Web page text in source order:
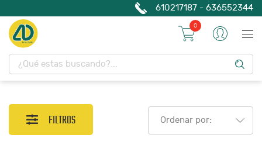
610217187 - 636552344
0
FILTROS Ordenar por: